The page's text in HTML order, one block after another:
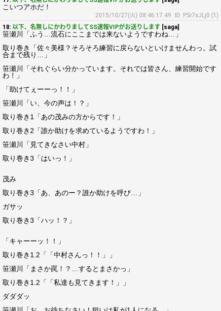
こいつアホだ！
2015/10/27(火) 08:46:17.49
ID: PSr7xJLj0 (1)
18: 以下、名無しにかわりましてSS速報VIPがお送りします [saga]
笹瀬川「ふう…流石にここまでは来ないようですわね…」
取り巻き「佐々美様？そろそろ練習に戻らないといけませんわっ。試
合まで残り…」
笹瀬川「それぐらい分かっています。それでは皆さん、練習開始です
わ！」
「助けてぇーーっ！！」
笹瀬川「い、今の声は！？」
取り巻き1「あの茂みの方からです！」
取り巻き2「誰か助けを求めているようですわ！」
笹瀬川「見てきなさい中村」
取り巻き3「はいっ！」
茂み
取り巻き3「あ、あのー？誰か助けを呼び…」
ガサッ
取り巻き3「ハッ！？」
「キャーーッ！！」
取り巻き1.2「「中村さんっ！！」」
笹瀬川「まさか罠！？…するとまさかっ」
取り巻き1.2「「私達も見てきます！」」
ダダダッ